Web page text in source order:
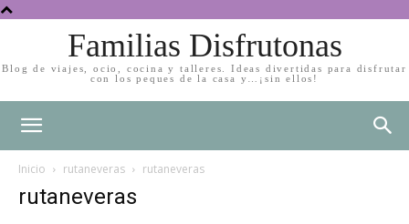
Familias Disfrutonas
Blog de viajes, ocio, cocina y talleres. Ideas divertidas para disfrutar
con los peques de la casa y…¡sin ellos!
Inicio rutaneveras rutaneveras
rutaneveras